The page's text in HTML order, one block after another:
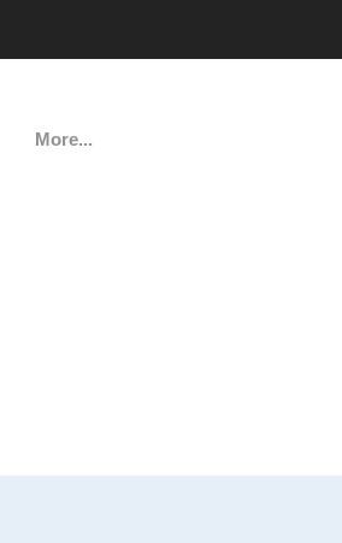
More...